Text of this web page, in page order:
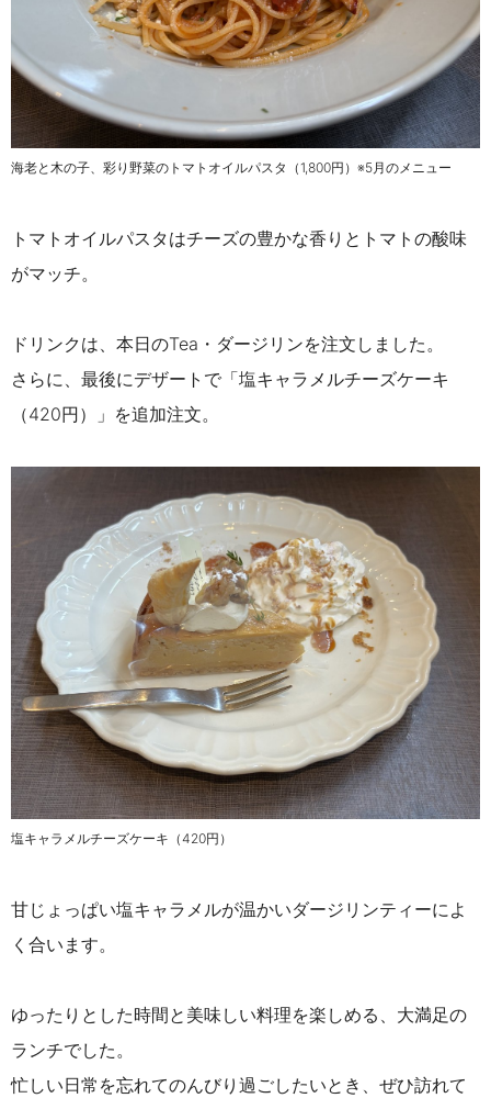
海老と木の子、彩り野菜のトマトオイルパスタ（1,800円）※5月のメニュー
トマトオイルパスタはチーズの豊かな香りとトマトの酸味
がマッチ。
ドリンクは、本日のTea・ダージリンを注文しました。
さらに、最後にデザートで「塩キャラメルチーズケーキ
（420円）」を追加注文。
塩キャラメルチーズケーキ（420円）
甘じょっぱい塩キャラメルが温かいダージリンティーによ
く合います。
ゆったりとした時間と美味しい料理を楽しめる、大満足の
ランチでした。
忙しい日常を忘れてのんびり過ごしたいとき、ぜひ訪れて